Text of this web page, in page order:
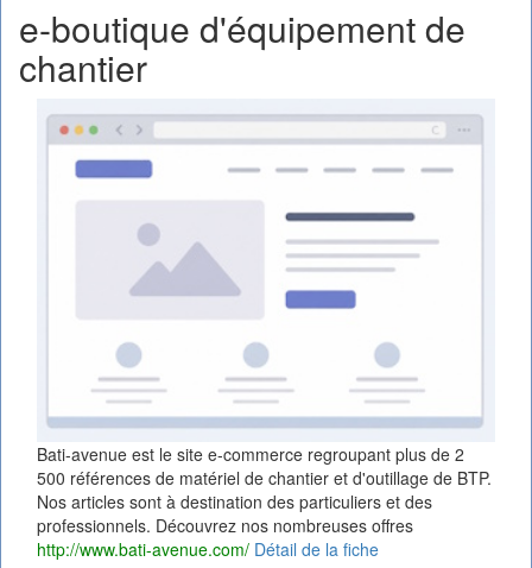
e-boutique d'équipement de
chantier
Bati-avenue est le site e-commerce regroupant plus de 2
500 références de matériel de chantier et d'outillage de BTP.
Nos articles sont à destination des particuliers et des
professionnels. Découvrez nos nombreuses offres
http://www.bati-avenue.com/ Détail de la fiche